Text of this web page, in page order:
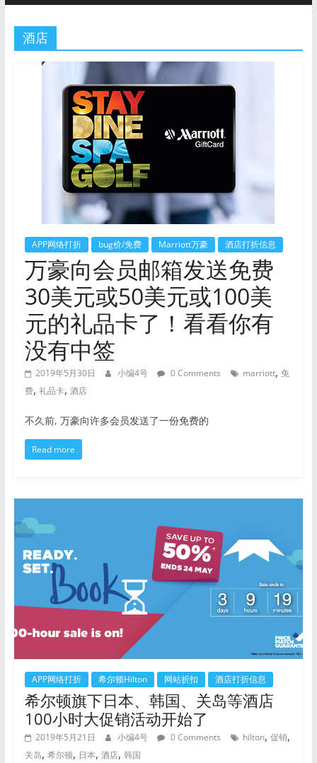
酒店
APP网络打折 bug价/免费 Marriott万豪 酒店打折信息
万豪向会员邮箱发送免费
30美元或50美元或100美
元的礼品卡了！看看你有
没有中签
2019年5月30日 小编4号 0 Comments marriott, 免
费, 礼品卡, 酒店
不久前, 万豪向许多会员发送了一份免费的
Read more
APP网络打折 希尔顿Hilton 网站折扣 酒店打折信息
希尔顿旗下日本、韩国、关岛等酒店
100小时大促销活动开始了
2019年5月21日 小编4号 0 Comments hilton, 促销,
关岛, 希尔顿, 日本, 酒店, 韩国